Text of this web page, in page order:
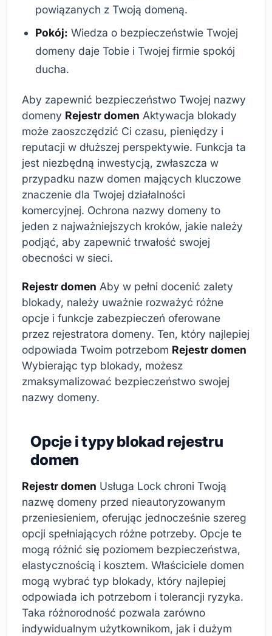
powiązanych z Twoją domeną.
Pokój: Wiedza o bezpieczeństwie Twojej
domeny daje Tobie i Twojej firmie spokój
ducha.
Aby zapewnić bezpieczeństwo Twojej nazwy
domeny Rejestr domen Aktywacja blokady
może zaoszczędzić Ci czasu, pieniędzy i
reputacji w dłuższej perspektywie. Funkcja ta
jest niezbędną inwestycją, zwłaszcza w
przypadku nazw domen mających kluczowe
znaczenie dla Twojej działalności
komercyjnej. Ochrona nazwy domeny to
jeden z najważniejszych kroków, jakie należy
podjąć, aby zapewnić trwałość swojej
obecności w sieci.
Rejestr domen Aby w pełni docenić zalety
blokady, należy uważnie rozważyć różne
opcje i funkcje zabezpieczeń oferowane
przez rejestratora domeny. Ten, który najlepiej
odpowiada Twoim potrzebom Rejestr domen
Wybierając typ blokady, możesz
zmaksymalizować bezpieczeństwo swojej
nazwy domeny.
Opcje i typy blokad rejestru
domen
Rejestr domen Usługa Lock chroni Twoją
nazwę domeny przed nieautoryzowanym
przeniesieniem, oferując jednocześnie szereg
opcji spełniających różne potrzeby. Opcje te
mogą różnić się poziomem bezpieczeństwa,
elastycznością i kosztem. Właściciele domen
mogą wybrać typ blokady, który najlepiej
odpowiada ich potrzebom i tolerancji ryzyka.
Taka różnorodność pozwala zarówno
indywidualnym użytkownikom, jak i dużym